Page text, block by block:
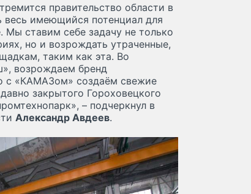
правительство области в
весь имеющийся потенциал для
Мы ставим себе задачу не только
но и возрождать утраченные,
таким как эта. Во
возрождаем бренд
с «КАМАЗом» создаём свежие
закрытого Гороховецкого
– подчеркнул в
Александр Авдеев.